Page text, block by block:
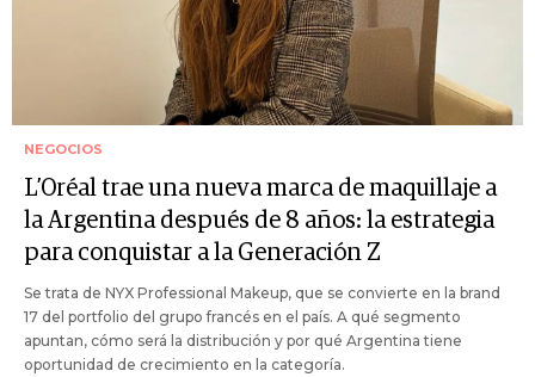
NEGOCIOS
L’Oréal trae una nueva marca de maquillaje a
la Argentina después de 8 años: la estrategia
para conquistar a la Generación Z
Se trata de NYX Professional Makeup, que se convierte en la brand
17 del portfolio del grupo francés en el país. A qué segmento
apuntan, cómo será la distribución y por qué Argentina tiene
oportunidad de crecimiento en la categoría.